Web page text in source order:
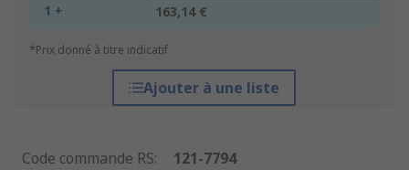
1 + 163,14 €
*Prix donné à titre indicatif
Ajouter à une liste
Code commande RS:
121-7794